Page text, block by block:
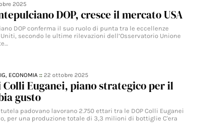
2025
DOP, cresce il mercato USA
DOP conferma il suo ruolo di punta tra le eccellenze
secondo le ultime rilevazioni dell’Osservatorio Unione
ECONOMIA ::22 ottobre 2025
Euganei, piano strategico per il
gusto
padovano lavorano 2.750 ettari tra le DOP Colli Euganei
per una produzione totale di 3,3 milioni di bottiglie C'era